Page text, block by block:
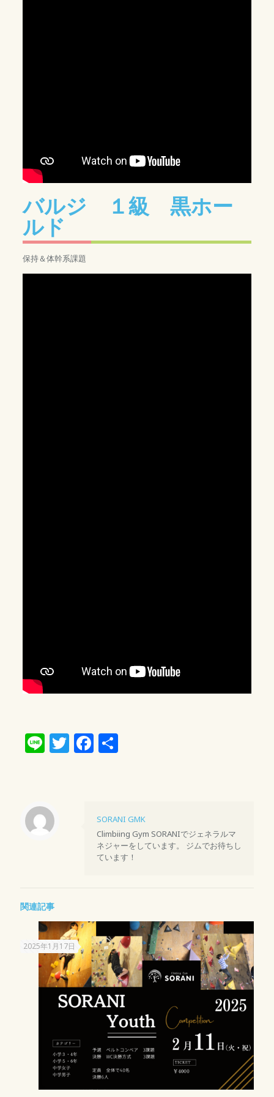
バルジ １級 黒ホー
ルド
保持＆体幹系課題
LineTwitter
Facebook
共
SORANI GMK
Climbiing Gym SORANIでジェネラルマ
ネジャーをしています。 ジムでお待ちし
ています！
関連記事
2025年1月17日